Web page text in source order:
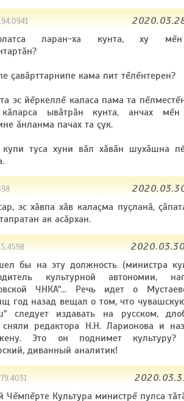
ларан-ха кунта, ху
çавăрттарнипе кама пит тĕлĕнтерен?
эс йĕркеллĕ каласа пама та
ывăтрăн кунта, анчах
ăнланма пачах та çук.
купи туса хуни вăл хăвăн шухăшна
эс хăвпа хăв калаçма пуçланă,
ак асăрхан.
бы на эту должность (министра
культурной автономии,
ЧНКА"... Речь идет о
год назад вещал о том, что
следует издавать на русском,
сняли редактора Н.Н. Ларионова и
Это он поднимет культуру?
диванный аналитик!
Чĕмпĕрте Культура министрĕ пулса